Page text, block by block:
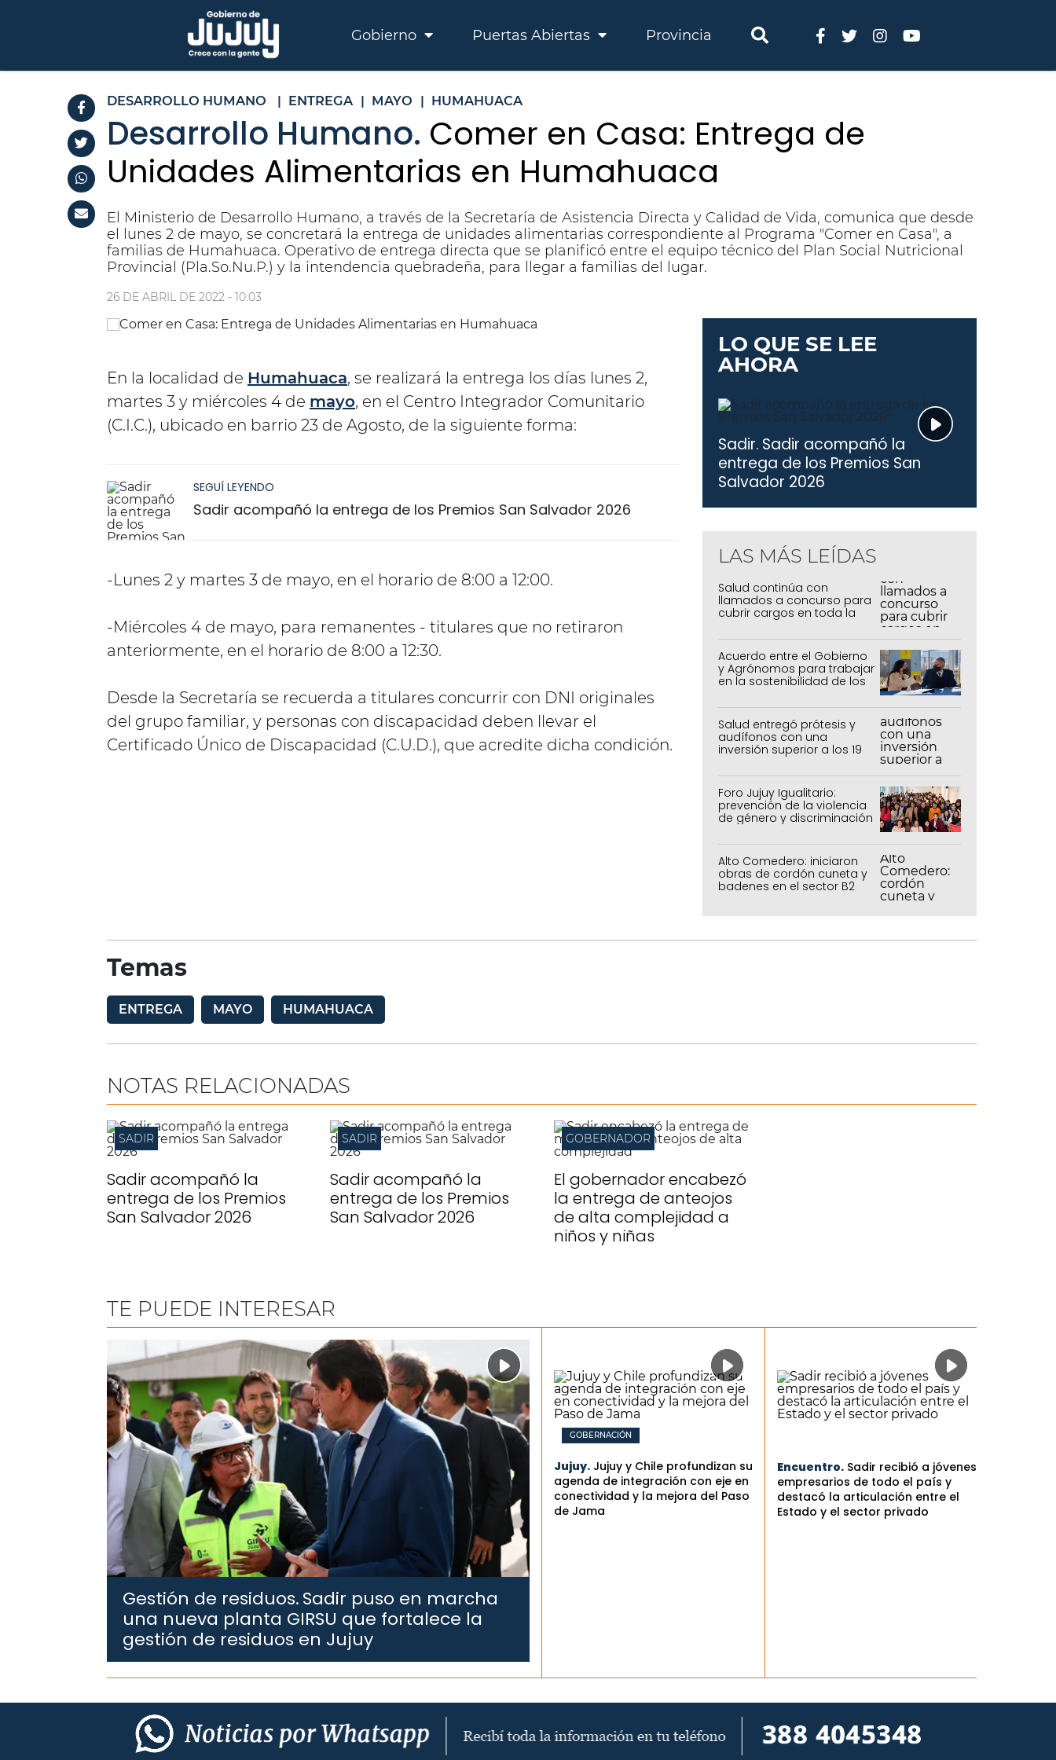
Gobierno Puertas Abiertas Provincia
DESARROLLO HUMANO | ENTREGA | MAYO | HUMAHUACA
Desarrollo Humano. Comer en Casa: Entrega de
Unidades Alimentarias en Humahuaca
El Ministerio de Desarrollo Humano, a través de la Secretaría de Asistencia Directa y Calidad de Vida, comunica que desde
el lunes 2 de mayo, se concretará la entrega de unidades alimentarias correspondiente al Programa "Comer en Casa", a
familias de Humahuaca. Operativo de entrega directa que se planificó entre el equipo técnico del Plan Social Nutricional
Provincial (Pla.So.Nu.P.) y la intendencia quebradeña, para llegar a familias del lugar.
26 DE ABRIL DE 2022 - 10:03
En la localidad de Humahuaca, se realizará la entrega los días lunes 2,
martes 3 y miércoles 4 de mayo, en el Centro Integrador Comunitario
(C.I.C.), ubicado en barrio 23 de Agosto, de la siguiente forma:
SEGUÍ LEYENDO
Sadir acompañó la entrega de los Premios San Salvador 2026
-Lunes 2 y martes 3 de mayo, en el horario de 8:00 a 12:00.
-Miércoles 4 de mayo, para remanentes - titulares que no retiraron
anteriormente, en el horario de 8:00 a 12:30.
Desde la Secretaría se recuerda a titulares concurrir con DNI originales
del grupo familiar, y personas con discapacidad deben llevar el
Certificado Único de Discapacidad (C.U.D.), que acredite dicha condición.
LO QUE SE LEE
AHORA
Sadir. Sadir acompañó la
entrega de los Premios San
Salvador 2026
LAS MÁS LEÍDAS
Salud continúa con
llamados a concurso para
cubrir cargos en toda la
Acuerdo entre el Gobierno
y Agrónomos para trabajar
en la sostenibilidad de los
agrícolas, pecuarios y
forestal
Salud entregó prótesis y
audífonos con una
inversión superior a los 19
millones de pesos
Foro Jujuy Igualitario:
prevención de la violencia
de género y discriminación
Alto Comedero: iniciaron
obras de cordón cuneta y
badenes en el sector B2
Temas
ENTREGA MAYO HUMAHUACA
NOTAS RELACIONADAS
SADIR
Sadir acompañó la
entrega de los Premios
San Salvador 2026
SADIR
Sadir acompañó la
entrega de los Premios
San Salvador 2026
GOBERNADOR
El gobernador encabezó
la entrega de anteojos
de alta complejidad a
niños y niñas
TE PUEDE INTERESAR
Gestión de residuos.Sadir puso en marcha
una nueva planta GIRSU que fortalece la
gestión de residuos en Jujuy
GOBERNACIÓN
Jujuy. Jujuy y Chile profundizan su
agenda de integración con eje en
conectividad y la mejora del Paso
de Jama
Encuentro. Sadir recibió a jóvenes
empresarios de todo el país y
destacó la articulación entre el
Estado y el sector privado